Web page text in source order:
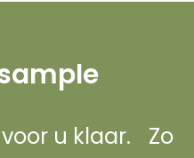
u klaar. Zo